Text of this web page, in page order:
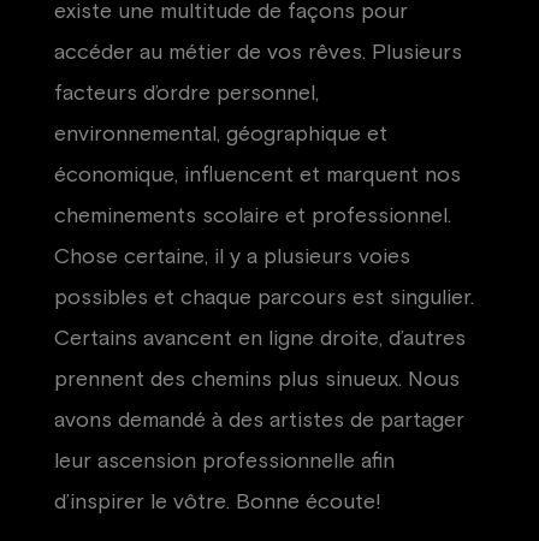
existe une multitude de façons pour
accéder au métier de vos rêves. Plusieurs
facteurs d’ordre personnel,
environnemental, géographique et
économique, influencent et marquent nos
cheminements scolaire et professionnel.
Chose certaine, il y a plusieurs voies
possibles et chaque parcours est singulier.
Certains avancent en ligne droite, d’autres
prennent des chemins plus sinueux. Nous
avons demandé à des artistes de partager
leur ascension professionnelle afin
d’inspirer le vôtre. Bonne écoute!